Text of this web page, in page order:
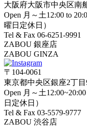
大阪府大阪市中央区南
Open 月～土12:00 to
曜日定休日）
Tel & Fax 06-6251-9991
ZABOU 銀座店
ZABOU GINZA
〒104-0061
東京都中央区銀座2丁
Open 月～土
日定休日）
Tel & Fax 03-5579-9777
ZABOU 渋谷店